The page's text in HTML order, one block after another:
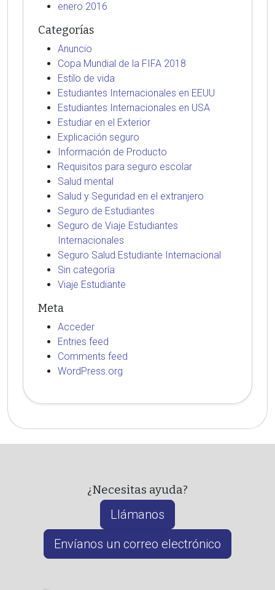
enero 2016
Categorías
Anuncio
Copa Mundial de la FIFA 2018
Estilo de vida
Estudiantes Internacionales en EEUU
Estudiantes Internacionales en USA
Estudiar en el Exterior
Explicación seguro
Información de Producto
Requisitos para seguro escolar
Salud mental
Salud y Seguridad en el extranjero
Seguro de Estudiantes
Seguro de Viaje Estudiantes
Internacionales
Seguro Salud Estudiante Internacional
Sin categoría
Viaje Estudiante
Meta
Acceder
Entries feed
Comments feed
WordPress.org
¿Necesitas ayuda?
Llámanos
Envíanos un correo electrónico